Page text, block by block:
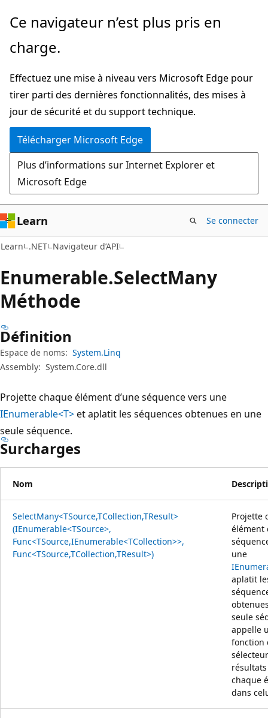
Passer
directement
au
principal
Passer
la
dans
la
page
Ce navigateur n’est plus pris en
charge.
Effectuez une mise à niveau vers Microsoft Edge pour
tirer parti des dernières fonctionnalités, des mises à
jour de sécurité et du support technique.
Télécharger Microsoft Edge
Plus d’informations sur Internet Explorer et
Microsoft Edge
Learn Se connecter
Learn .NET Navigateur d’API
Enumerable.SelectMany
Méthode
Définition
Espace de noms: System.Linq
Assembly: System.Core.dll
Projette chaque élément d’une séquence vers une
IEnumerable<T>et aplatit les séquences obtenues en une
seule séquence.
Surcharges
Nom
SelectMany<TSource,TCollection,TResult>
(IEnumerable<TSource>,
Func<TSource,IEnumerable<TCollection>>,
Func<TSource,TCollection,TResult>)
Projette
élément
une
aplatit
seule
appelle
fonction
chaque
dans